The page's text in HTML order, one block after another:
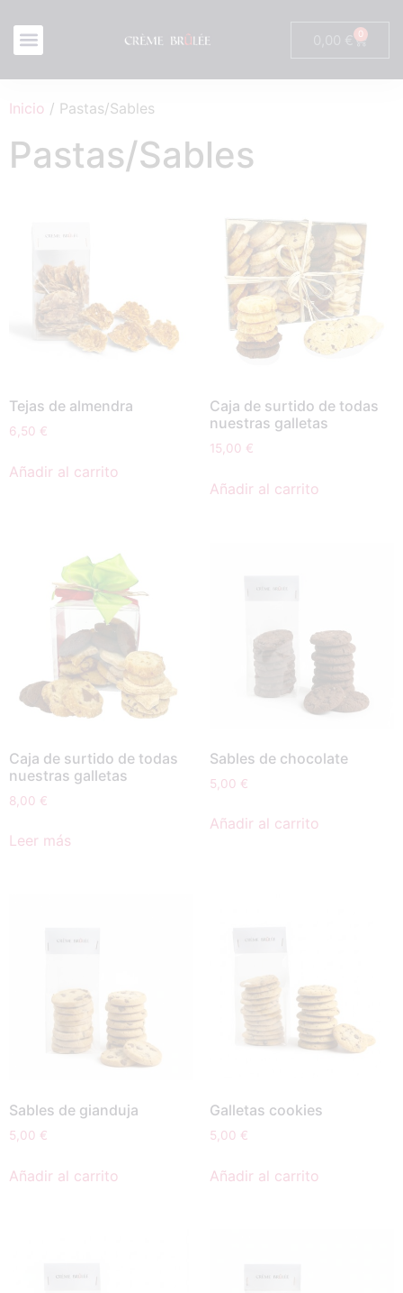
0
Inicio / Pastas/Sables
Pastas/Sables
Tejas de almendra
6,50 €
Añadir al carrito
Caja de surtido de todas
nuestras galletas
15,00 €
Añadir al carrito
Caja de surtido de todas
nuestras galletas
8,00 €
Leer más
Sables de chocolate
5,00 €
Añadir al carrito
Sables de gianduja
5,00 €
Añadir al carrito
Galletas cookies
5,00 €
Añadir al carrito